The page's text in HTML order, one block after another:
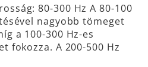
80-300 Hz A 80-100
nagyobb tömeget
a 100-300 Hz-es
fokozza. A 200-500 Hz